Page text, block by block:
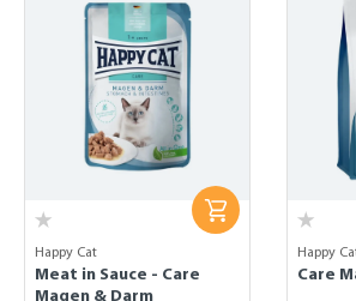
Happy Cat
Meat in Sauce - Care
Magen & Darm
Happy
Care